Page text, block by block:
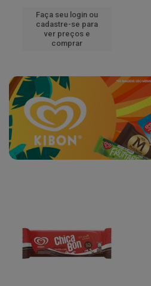
Faça seu login ou
cadastre-se para
ver preços e
comprar